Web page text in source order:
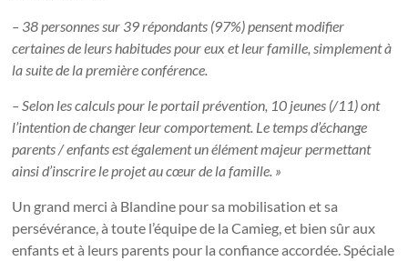
– 38 personnes sur 39 répondants (97%) pensent modifier
certaines de leurs habitudes pour eux et leur famille, simplement à
la suite de la première conférence.
– Selon les calculs pour le portail prévention, 10 jeunes (/11) ont
l’intention de changer leurcomportement. Le temps d’échange
parents / enfants est également un élément majeur permettant
ainsid’inscrire le projet au cœur de la famille. »
Un grand merci à Blandine pour sa mobilisation et sa
persévérance, à toute l’équipe de la Camieg, et bien sûr aux
enfants et à leurs parents pour la confiance accordée. Spéciale